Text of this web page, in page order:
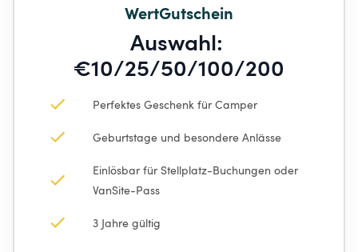
WertGutschein
Auswahl:
€10/25/50/100/200
Perfektes Geschenk für Camper
Geburtstage und besondere Anlässe
Einlösbar für Stellplatz-Buchungen oder
VanSite-Pass
3 Jahre gültig